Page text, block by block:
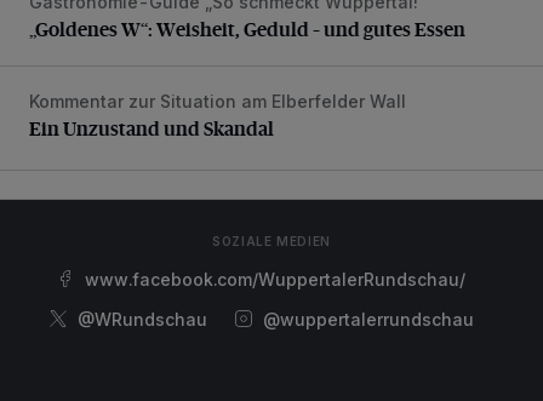
„Goldenes W“: Weisheit, Geduld – und gutes Essen
Ein Unzustand und Skandal
Kommentar zur Situation am Elberfelder Wall
Ein Unzustand und Skandal
SOZIALE MEDIEN
www.facebook.com/WuppertalerRundschau/
@WRundschau
@wuppertalerrundschau